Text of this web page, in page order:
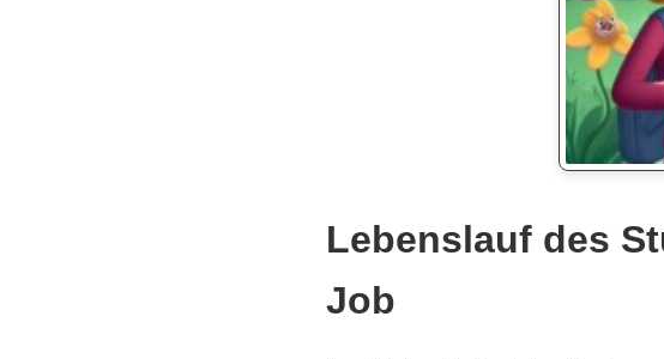
Lebenslauf des
Job